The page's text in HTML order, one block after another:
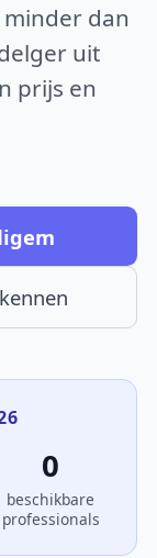
dan
uit
prijs en
0
beschikbare
professionals